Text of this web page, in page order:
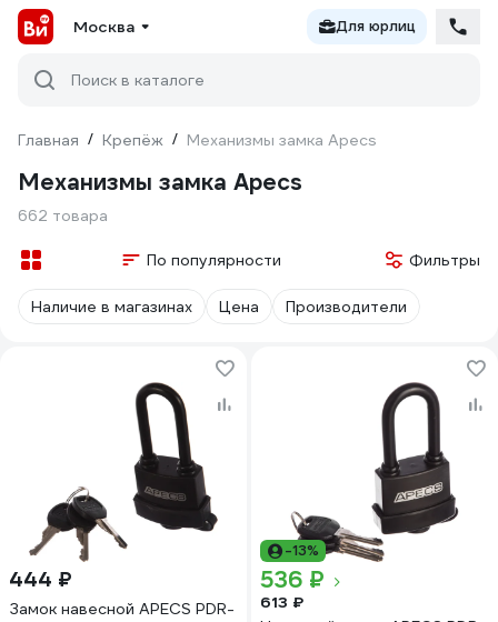
Москва Для юрлиц
Поиск в каталоге
Главная / Крепёж / Механизмы замка Apecs
Механизмы замка Apecs
662 товара
По популярности Фильтры
Наличие в магазинах Цена Производители
444 ₽
Замок навесной APECS PDR-
-13%
536 ₽
613 ₽